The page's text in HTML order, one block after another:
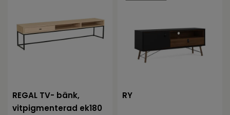
REGAL TV- bänk,
vitpigmenterad ek180
RY